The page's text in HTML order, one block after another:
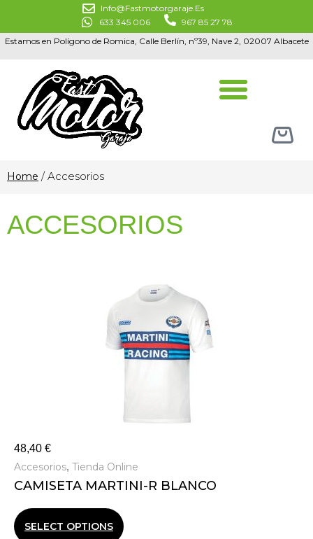
Info@fastmotorgaraje.es
633 345 006
967 85 27 78
Estamos en Polígono de Romica, Calle Berlín, nº39, Nave 2, 02007 Albacete
Home / Accesorios
ACCESORIOS
48,40 €
Accesorios, Tienda Online
CAMISETA MARTINI-R BLANCO
SELECT OPTIONS